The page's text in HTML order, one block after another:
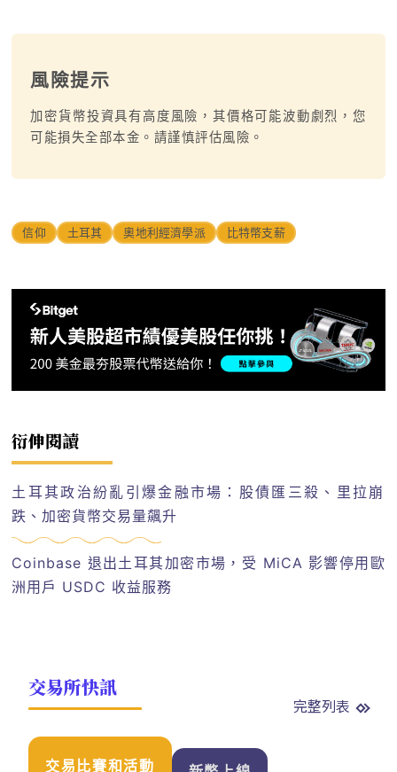
風險提示
加密貨幣投資具有高度風險，其價格可能波動劇烈，您
可能損失全部本金。請謹慎評估風險。
信仰 土耳其 奧地利經濟學派 比特幣支薪
衍伸閱讀
土耳其政治紛亂引爆金融市場：股債匯三殺、里拉崩
跌、加密貨幣交易量飆升
Coinbase 退出土耳其加密市場，受 MiCA 影響停用歐
洲用戶 USDC 收益服務
交易所快訊
完整列表
交易比賽和活動